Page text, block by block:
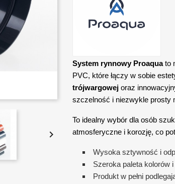

System rynnowy Proaquato
PVC, które łączy w sobie
trójwargowej oraz
szczelność i niezwykle prosty
To idealny wybór dla osób
atmosferyczne i korozję, co
Wysoka sztywność i
Szeroka paleta kolorów
Produkt w pełni